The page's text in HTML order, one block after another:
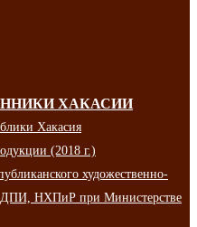
ХАКАСИИ
Хакасия
(2018 г.)
художественно-
ДПИ, НХПиР при Министерстве